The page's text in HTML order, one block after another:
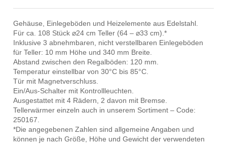
Gehäuse, Einlegeböden und Heizelemente aus Edelstahl.
Für ca. 108 Stück ⌀24 cm Teller (64 – ⌀33 cm).*
Inklusive 3 abnehmbaren, nicht verstellbaren Einlegeböden
für Teller: 10 mm Höhe und 340 mm Breite.
Abstand zwischen den Regalböden: 120 mm.
Temperatur einstellbar von 30°C bis 85°C.
Tür mit Magnetverschluss.
Ein/Aus-Schalter mit Kontrollleuchten.
Ausgestattet mit 4 Rädern, 2 davon mit Bremse.
Tellerwärmer einzeln auch in unserem Sortiment – Code:
250167.
*Die angegebenen Zahlen sind allgemeine Angaben und
können je nach Größe, Höhe und Gewicht der verwendeten